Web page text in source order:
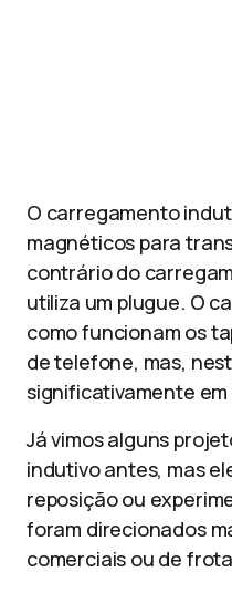
O carregamento
magnéticos para
contrário do
utiliza um plugue. O
como funcionam os
de telefone, mas,
significativamente
Já vimos alguns
indutivo antes, mas
reposição ou
foram direcionados
comerciais ou de